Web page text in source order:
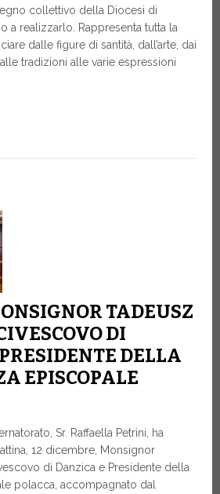
collettivo della Diocesi di
a realizzarlo. Rappresenta tutta la
dalle figure di santità, dall’arte, dai
tradizioni alle varie espressioni
TADEUSZ
DI
DELLA
EPISCOPALE
Sr. Raffaella Petrini, ha
12 dicembre, Monsignor
di Danzica e Presidente della
polacca, accompagnato dal